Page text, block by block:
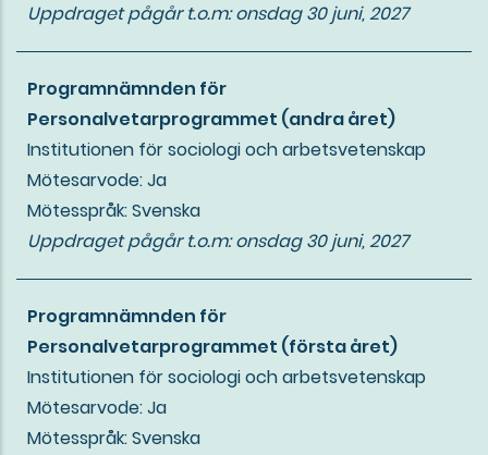
Uppdraget pågår t.o.m:onsdag 30 juni, 2027
Programnämnden för
Personalvetarprogrammet (andra året)
Institutionen för sociologi och arbetsvetenskap
Mötesarvode: Ja
Mötesspråk: Svenska
Uppdraget pågår t.o.m:onsdag 30 juni, 2027
Programnämnden för
Personalvetarprogrammet (första året)
Institutionen för sociologi och arbetsvetenskap
Mötesarvode: Ja
Mötesspråk: Svenska